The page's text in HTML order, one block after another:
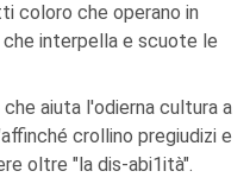
coloro che operano in
interpella e scuote le
aiuta l'odierna cultura a
crollino pregiudizi e
oltre "la dis-abi1ità".